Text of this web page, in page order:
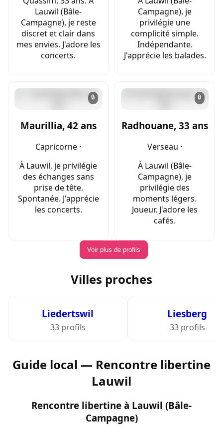
Lauwil (Bâle-
Campagne), je reste
discret et clair dans
mes envies. J'adore les
concerts.
Campagne), je
privilégie une
complicité simple.
Indépendante.
J'apprécie les balades.
🔒
Maurillia, 42 ans
Capricorne ·
À Lauwil, je privilégie
des échanges sans
prise de tête.
Spontanée. J'apprécie
les concerts.
🔒
Radhouane, 33 ans
Verseau ·
À Lauwil (Bâle-
Campagne), je
privilégie des
moments légers.
Joueur. J'adore les
cafés.
Voir plus de profils
Villes proches
Liedertswil
33 profils
Liesberg
33 profils
Guide local — Rencontre libertine
Lauwil
Rencontre libertine à Lauwil (Bâle-
Campagne)